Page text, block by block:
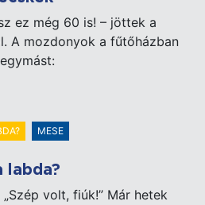
ez még 60 is! – jöttek a
A mozdonyok a fűtőházban
MESE
labda?
volt, fiúk!” Már hetek